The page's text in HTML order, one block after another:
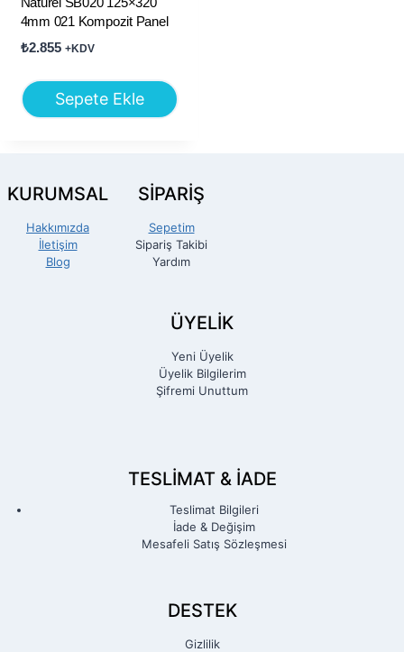
4mm 021 Kompozit Panel
₺2.855 +KDV
Sepete Ekle
KURUMSAL
Hakkımızda
İletişim
Blog
SİPARİŞ
Sepetim
Sipariş Takibi
Yardım
ÜYELİK
Yeni Üyelik
Üyelik Bilgilerim
Şifremi Unuttum
TESLIMAT & İADE
Teslimat Bilgileri
İade & Değişim
Mesafeli Satış Sözleşmesi
DESTEK
Gizlilik